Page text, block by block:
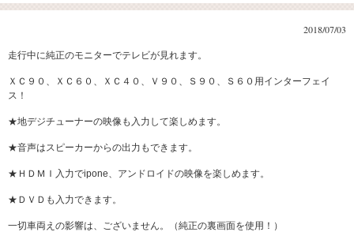
2018/07/03
走行中に純正のモニターでテレビが見れます。
ＸＣ９０、ＸＣ６０、ＸＣ４０、Ｖ９０、Ｓ９０、Ｓ６０用インターフェイ
ス！
★地デジチューナーの映像も入力して楽しめます。
★音声はスピーカーからの出力もできます。
★ＨＤＭＩ入力でipone、アンドロイドの映像を楽しめます。
★ＤＶＤも入力できます。
一切車両えの影響は、ございません。（純正の裏画面を使用！）